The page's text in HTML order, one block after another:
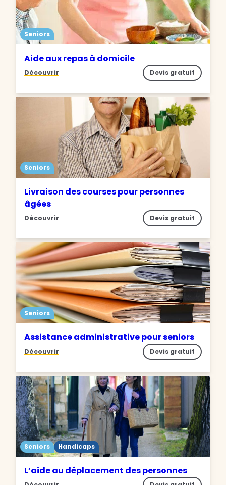
Seniors
Aide aux repas à domicile
Découvrir Devis gratuit
Seniors
Livraison des courses pour personnes
âgées
Découvrir Devis gratuit
Seniors
Assistance administrative pour seniors
Découvrir Devis gratuit
Seniors Handicaps
L’aide au déplacement des personnes